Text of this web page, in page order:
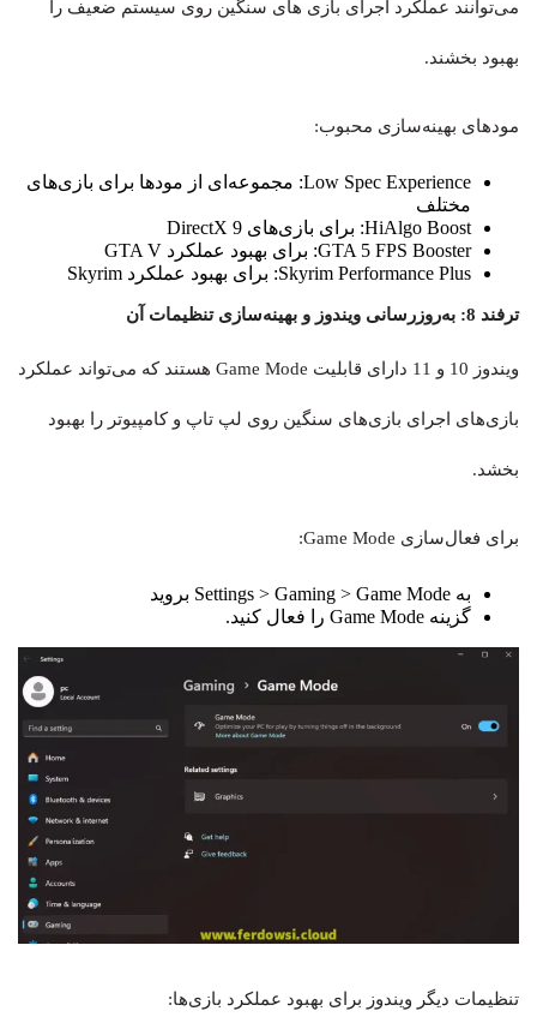
می‌توانند عملکرد اجرای بازی های سنگین روی سیستم ضعیف را
بهبود بخشند.
مودهای بهینه‌سازی محبوب:
Low Spec Experience: مجموعه‌ای از مودها برای بازی‌های
مختلف
HiAlgo Boost: برای بازی‌های DirectX 9
GTA 5 FPS Booster: برای بهبود عملکرد GTA V
Skyrim Performance Plus: برای بهبود عملکرد Skyrim
ترفند 8: به‌روزرسانی ویندوز و بهینه‌سازی تنظیمات آن
ویندوز 10 و 11 دارای قابلیت Game Mode هستند که می‌تواند عملکرد
بازی‌های اجرای بازی‌های سنگین روی لپ تاپ و کامپیوتر را بهبود
بخشد.
برای فعال‌سازی Game Mode:
به Settings > Gaming > Game Mode بروید
گزینه Game Mode را فعال کنید.
تنظیمات دیگر ویندوز برای بهبود عملکرد بازی‌ها: